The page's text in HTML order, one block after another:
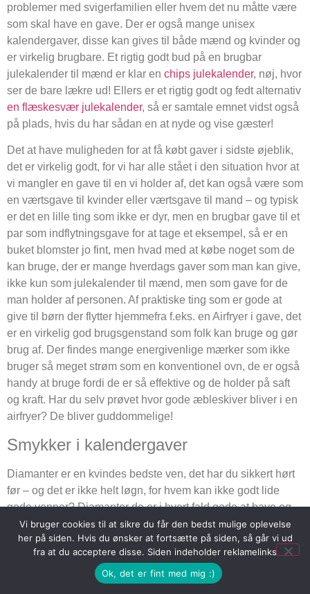
problemer med svigerfamilien eller hvem det nu måtte være
som skal have en gave. Der er også mange unisex
kalendergaver, disse kan gives til både mænd og kvinder og
er virkelig brugbare. Et rigtig godt bud på en brugbar
julekalender til mænd er klar en chips julekalender, nøj, hvor
ser de bare lækre ud! Ellers er et rigtig godt og fedt alternativ
en flæskesvær julekalender, så er samtale emnet vidst også
på plads, hvis du har sådan en at nyde og vise gæster!
Det at have muligheden for at få købt gaver i sidste øjeblik,
det er virkelig godt, for vi har alle stået i den situation hvor at
vi mangler en gave til en vi holder af, det kan også være som
en værtsgave til kvinder eller værtsgave til mand – og typisk
er det en lille ting som ikke er dyr, men en brugbar gave til et
par som indflytningsgave for at tage et eksempel, så er en
buket blomster jo fint, men hvad med at købe noget som de
kan bruge, der er mange hverdags gaver som man kan give,
ikke kun som julekalender til mænd, men som gave for de
man holder af personen. Af praktiske ting som er gode at
give til børn der flytter hjemmefra f.eks. en Airfryer i gave, det
er en virkelig god brugsgenstand som folk kan bruge og gør
brug af. Der findes mange energivenlige mærker som ikke
bruger så meget strøm som en konventionel ovn, de er også
handy at bruge fordi de er så effektive og de holder på saft
og kraft. Har du selv prøvet hvor gode æbleskiver bliver i en
airfryer? De bliver guddommelige!
Smykker i kalendergaver
Diamanter er en kvindes bedste ven, det har du sikkert hørt
før – og det er ikke helt løgn, for hvem kan ikke godt lide
gode venner? Diamanter de er i hvert fald gode at have og
man kan ikke erstatte synet af din partner der får diamanter i
julegave, det er sædvanligvis en euforisk lykke og et smil fra
øre til øre når der gemmer sig et flot smykke til kvinden i dit
liv. Det er den største glæde at give, så forkæl den person du
Vi bruger cookies til at sikre du får den bedst mulige oplevelse
her på siden. Hvis du ønsker at fortsætte på siden, så går vi ud
fra at du acceptere disse. Siden indeholder reklamelinks
Ok, det er fint med mig :)